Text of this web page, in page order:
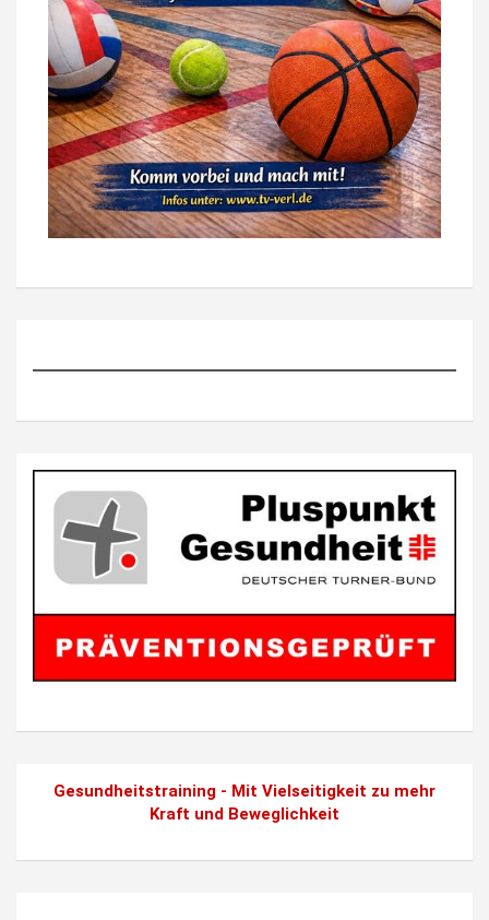
Gesundheitstraining - Mit Vielseitigkeit zu mehr
Kraft und Beweglichkeit